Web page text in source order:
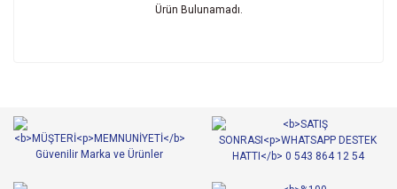
Ürün Bulunamadı.